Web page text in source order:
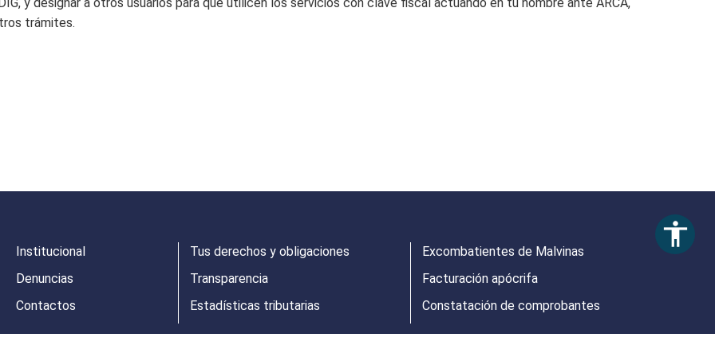
trámites.
Institucional
Denuncias
Contactos
Tus derechos y obligaciones
Transparencia
Estadísticas tributarias
Excombatientes de Malvinas
Facturación apócrifa
Constatación de comprobantes
accessibility